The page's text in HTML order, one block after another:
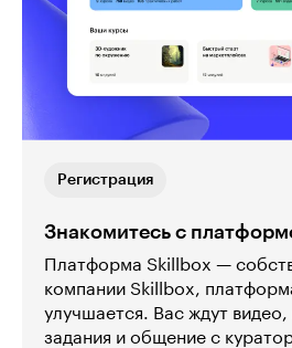
Регистрация
Знакомитесь с
Платформа Skillbox —
компании Skillbox,
улучшается. Вас ждут видео,
задания и общение с